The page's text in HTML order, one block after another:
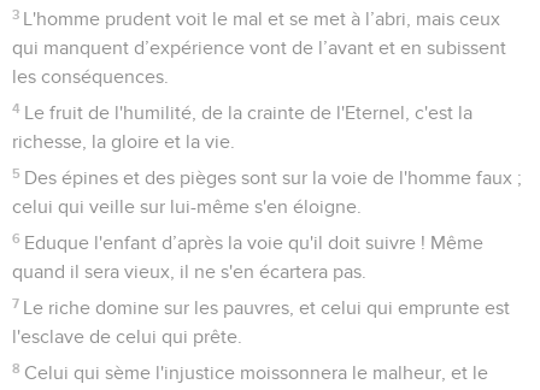
3 L'homme prudent voit le mal et se met à l’abri, mais ceux
qui manquent d’expérience vont de l’avant et en subissent
les conséquences.
4 Le fruit de l'humilité, de la crainte de l'Eternel, c'est la
richesse, la gloire et la vie.
5 Des épines et des pièges sont sur la voie de l'homme faux ;
celui qui veille sur lui-même s'en éloigne.
6 Eduque l'enfant d’après la voie qu'il doit suivre ! Même
quand il sera vieux, il ne s'en écartera pas.
7 Le riche domine sur les pauvres, et celui qui emprunte est
l'esclave de celui qui prête.
8 Celui qui sème l'injustice moissonnera le malheur, et le